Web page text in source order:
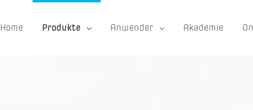
Home Produkte Anwender Akademie